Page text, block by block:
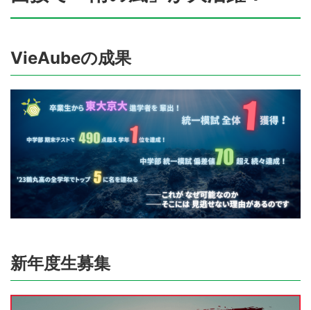
VieAubeの成果
新年度生募集